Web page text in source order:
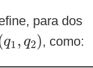
para dos
q1 , q2)
q1, 2) , como: